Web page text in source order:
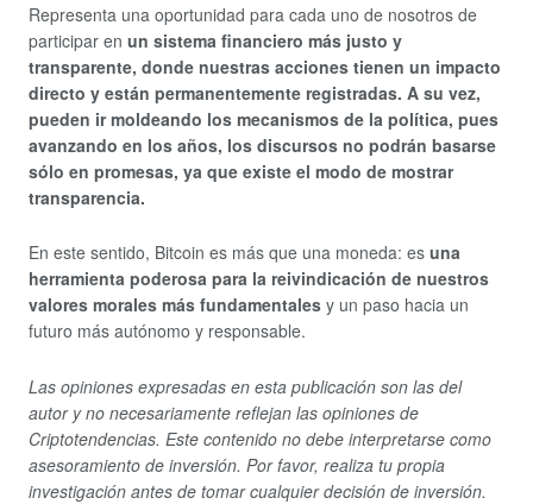
Representa una oportunidad para cada uno de nosotros de
participar en un sistema financiero más justo y
transparente, donde nuestras acciones tienen un impacto
directo y están permanentemente registradas. A su vez,
pueden ir moldeando los mecanismos de la política, pues
avanzando en los años, los discursos no podrán basarse
sólo en promesas, ya que existe el modo de mostrar
transparencia.
En este sentido, Bitcoin es más que una moneda: es una
herramienta poderosa para la reivindicación de nuestros
valores morales más fundamentales y un paso hacia un
futuro más autónomo y responsable.
Las opiniones expresadas en esta publicación son las del
autory no necesariamente reflejan las opiniones de
Criptotendencias. Este contenido no debe interpretarse como
asesoramiento de inversión. Por favor, realiza tu propia
investigación antes de tomar cualquier decisión de inversión.